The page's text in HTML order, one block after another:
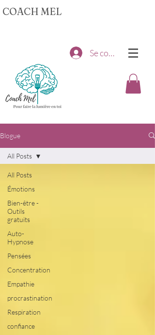
COACH MEL
Se connecter
Blogue
All Posts
Émotions
Bien-être -
Outils
gratuits
Auto-
Hypnose
Pensées
Concentration
Empathie
procrastination
Respiration
confiance
All Posts